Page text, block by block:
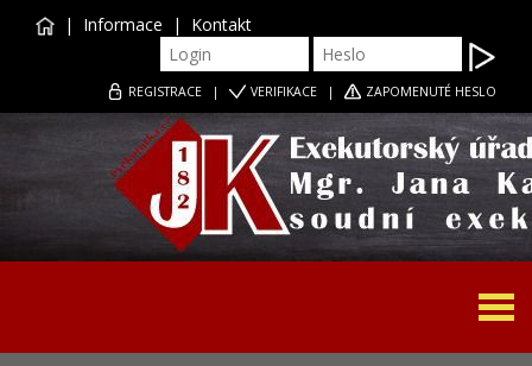
| Informace | Kontakt
REGISTRACE | VERIFIKACE | ZAPOMENUTÉ HESLO